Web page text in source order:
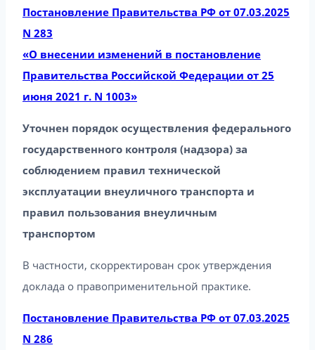
Постановление Правительства РФ от 07.03.2025
N 283
«О внесении изменений в постановление
Правительства Российской Федерации от 25
июня 2021 г. N 1003»
Уточнен порядок осуществления федерального
государственного контроля (надзора) за
соблюдением правил технической
эксплуатации внеуличного транспорта и
правил пользования внеуличным
транспортом
В частности, скорректирован срок утверждения
доклада о правоприменительной практике.
Постановление Правительства РФ от 07.03.2025
N 286